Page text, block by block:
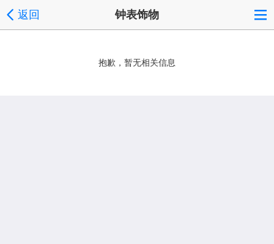
返回 钟表饰物
抱歉，暂无相关信息